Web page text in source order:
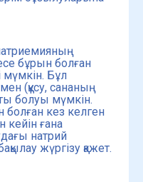
бұрын болған
мүмкін. Бұл
(құсу, сананың
болуы мүмкін.
болған кез келген
кейін ғана
натрий
жүргізу қажет.